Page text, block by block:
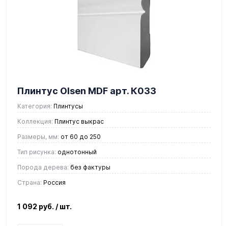
Плинтус Olsen MDF арт. К033
Категория: Плинтусы
Коллекция: Плинтус выкрас
Размеры, мм: от 60 до 250
Тип рисунка: однотонный
Порода дерева: без фактуры
Страна: Россия
1 092 руб. / шт.